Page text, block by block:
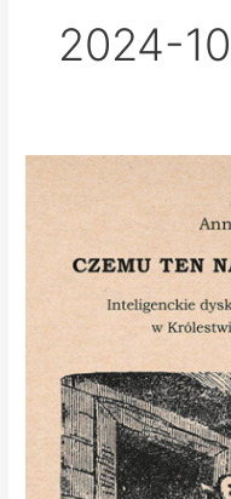
2024-
magazynie
Posłuchaj.